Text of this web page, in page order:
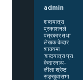
admin
शब्दयात्रा
प्रकाशनले
पत्रकार तथा
लेखक केदार
शाक्यमा
‘शब्दयात्रा प्रा.
केदारनाथ–
लीला श्रेष्ठ
सङ्खुवासभा